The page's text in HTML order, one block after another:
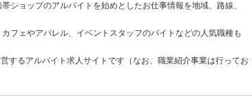
ショップのアルバイトを始めとしたお仕事情報を地域、路線、
フェやアパレル、イベントスタッフのバイトなどの人気職種も
するアルバイト求人サイトです（なお、職業紹介事業は行ってお